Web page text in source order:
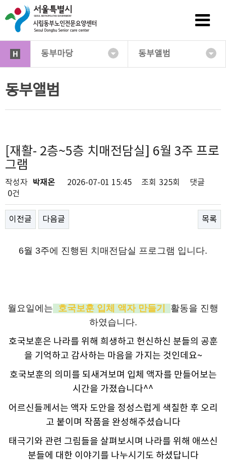
동부마당 동부앨범
동부앨범
[재활- 2층~5층 치매전담실] 6월 3주 프로
그램
작성자 박재온 2026-07-01 15:45 조회 325회
댓글
0건
이전글 다음글 목록
6월 3주에 진행된 치매전담실 프로그램 입니다.
월요일에는 호국보훈 입체 액자 만들기
활동을 진행
하였습니다.
호국보훈은 나라를 위해 희생하고 헌신하신 분들의 공훈
을 기억하고 감사하는 마음을 가지는 것인데요~
호국보훈의 의미를 되새겨보며 입체 액자를 만들어보는
시간을 가졌습니다^^
어르신들께서는 액자 도안을 정성스럽게 색칠한 후 오리
고 붙이며 작품을 완성해주셨습니다
태극기와 관련 그림들을 살펴보시며 나라를 위해 애쓰신
분들에 대한 이야기를 나누시기도 하셨답니다